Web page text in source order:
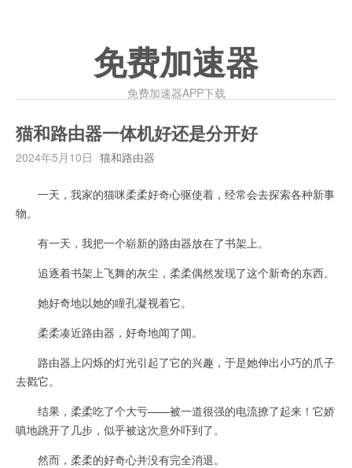
免费加速器
免费加速器APP下载
猫和路由器一体机好还是分开好
2024年5月10日 猫和路由器
一天，我家的猫咪柔柔好奇心驱使着，经常会去探索各种新事
物。
有一天，我把一个崭新的路由器放在了书架上。
追逐着书架上飞舞的灰尘，柔柔偶然发现了这个新奇的东西。
她好奇地以她的瞳孔凝视着它。
柔柔凑近路由器，好奇地闻了闻。
路由器上闪烁的灯光引起了它的兴趣，于是她伸出小巧的爪子
去戳它。
结果，柔柔吃了个大亏——被一道很强的电流撩了起来！它娇
嗔地跳开了几步，似乎被这次意外吓到了。
然而，柔柔的好奇心并没有完全消退。